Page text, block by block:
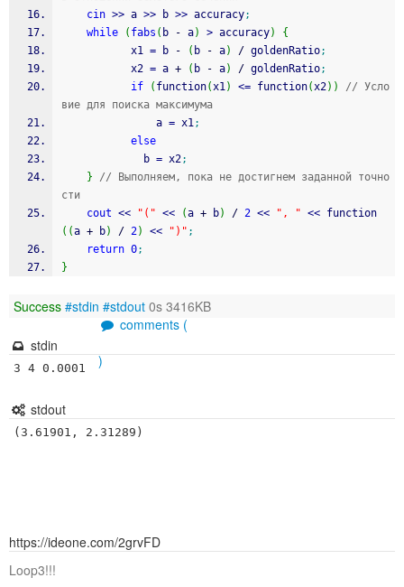
cin >> a >> b >> accuracy;
while
( fabs ( b - a) > accuracy)
{
		   x1
= b - ( b - a) / goldenRatio;
	       x2
= a + ( b - a) / goldenRatio;
if
( function(x1) <= function(x2) )
// Усло
вие для поиска максимума
	           a
= x1;
else
	         b
= x2;
}
// Выполняем, пока не достигнем заданной точно
сти
cout << "(" << (a + b) / 2 << ", " << function
( (a + b) / 2) << ")" ;
return 0;
}
Success #stdin #stdout 0s 3416KB
comments (
)
stdin
3 4 0.0001
stdout
(3.61901, 2.31289)
https://ideone.com/2grvFD
Loop3!!!